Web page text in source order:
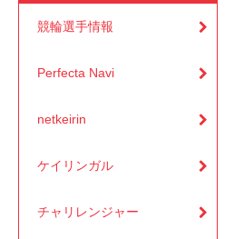
競輪選手情報
Perfecta Navi
netkeirin
ケイリンガル
チャリレンジャー